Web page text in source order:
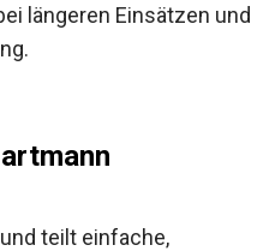
längeren Einsätzen und
teilt einfache,